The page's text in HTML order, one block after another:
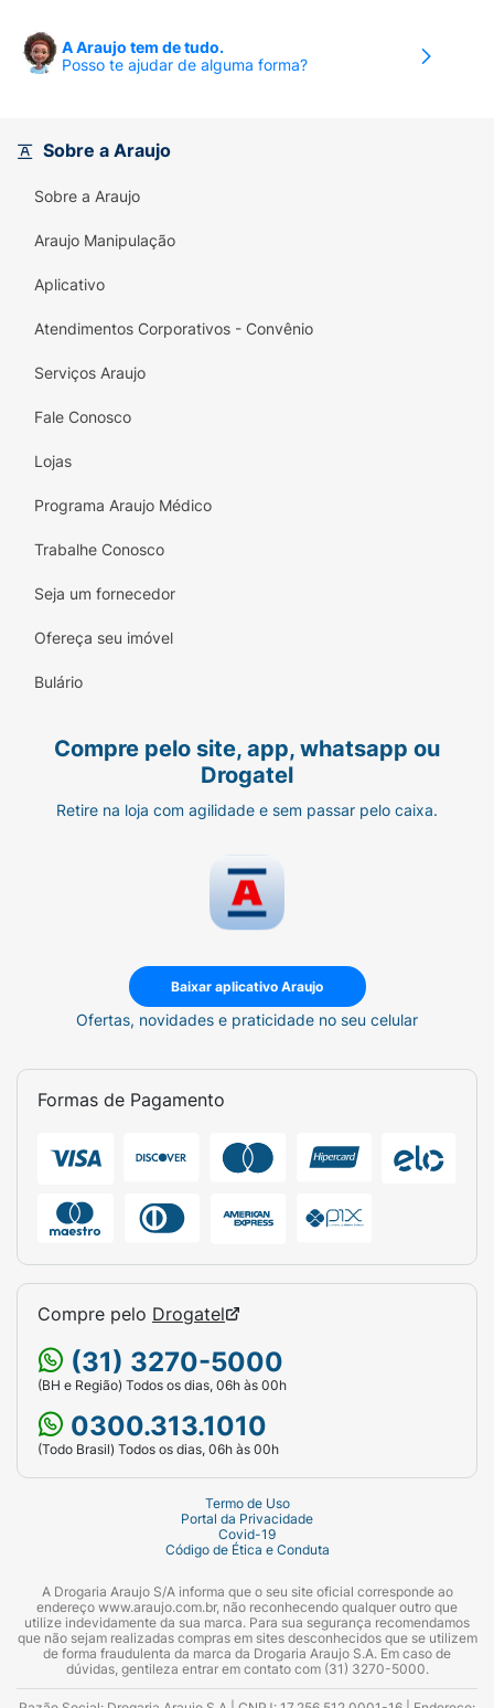
A Araujo tem de tudo.
Posso te ajudar de alguma forma?
Sobre a Araujo
Sobre a Araujo
Araujo Manipulação
Aplicativo
Atendimentos Corporativos - Convênio
Serviços Araujo
Fale Conosco
Lojas
Programa Araujo Médico
Trabalhe Conosco
Seja um fornecedor
Ofereça seu imóvel
Bulário
Compre pelo site, app, whatsapp ou
Drogatel
Retire na loja com agilidade e sem passar pelo caixa.
Baixar aplicativo Araujo
Ofertas, novidades e praticidade no seu celular
Formas de Pagamento
Compre pelo Drogatel
(31) 3270-5000
(BH e Região) Todos os dias, 06h às 00h
0300.313.1010
(Todo Brasil) Todos os dias, 06h às 00h
Termo de Uso
Portal da Privacidade
Covid-19
Código de Ética e Conduta
A Drogaria Araujo S/A informa que o seu site oficial corresponde ao
endereço www.araujo.com.br, não reconhecendo qualquer outro que
utilize indevidamente da sua marca. Para sua segurança recomendamos
que não sejam realizadas compras em sites desconhecidos que se utilizem
de forma fraudulenta da marca da Drogaria Araujo S.A. Em caso de
dúvidas, gentileza entrar em contato com (31) 3270-5000.